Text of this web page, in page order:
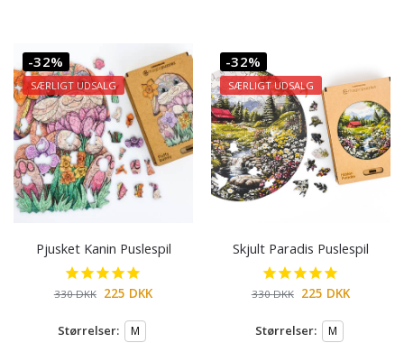
-32%
SÆRLIGT UDSALG
Pjusket Kanin Puslespil
330DKK 225 DKK
Størrelser: M
-32%
SÆRLIGT UDSALG
Skjult Paradis Puslespil
330DKK 225 DKK
Størrelser: M